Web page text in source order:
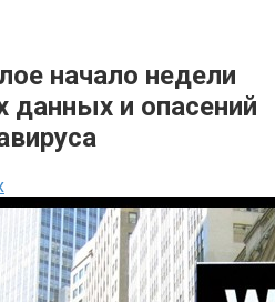
начало недели
данных и опасений